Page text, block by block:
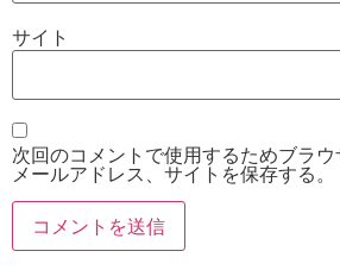
サイト
次回のコメントで使用するためブラウ
メールアドレス、サイトを保存する。